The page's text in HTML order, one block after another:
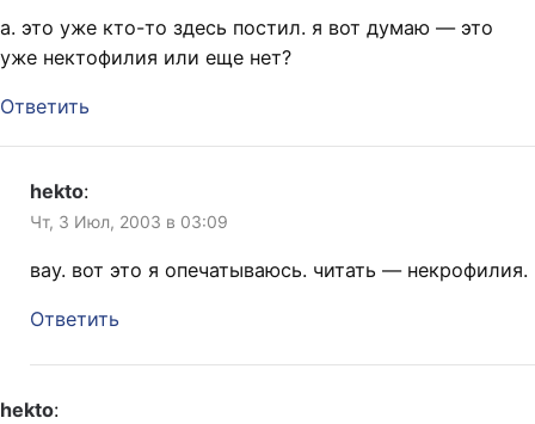
а. это уже кто-то здесь постил. я вот думаю — это
уже нектофилия или еще нет?
Ответить
hekto:
Чт, 3 Июл, 2003 в 03:09
вау. вот это я опечатываюсь. читать — некрофилия.
Ответить
hekto: